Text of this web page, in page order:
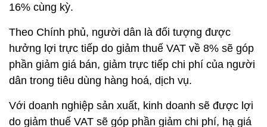
16% cùng kỳ.
Theo Chính phủ, người dân là đối tượng được
hưởng lợi trực tiếp do giảm thuế VAT về 8% sẽ góp
phần giảm giá bán, giảm trực tiếp chi phí của người
dân trong tiêu dùng hàng hoá, dịch vụ.
Với doanh nghiệp sản xuất, kinh doanh sẽ được lợi
do giảm thuế VAT sẽ góp phần giảm chi phí, hạ giá